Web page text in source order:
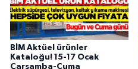
BİM Aktüel ürünler
Kataloğu! 15-17 Ocak
Çarşamba-Cuma